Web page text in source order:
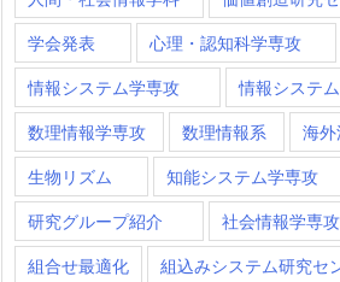
学会発表 心理・認知科学専攻
情報システム学専攻 情報システ
数理情報学専攻 数理情報系 海
生物リズム 知能システム学専攻
研究グループ紹介 社会情報学専攻
組合せ最適化 組込みシステム研究セ